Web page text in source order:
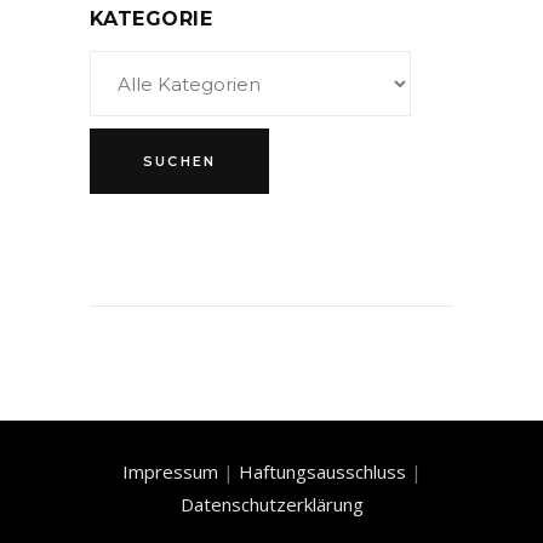
KATEGORIE
Impressum | Haftungsausschluss |
Datenschutzerklärung